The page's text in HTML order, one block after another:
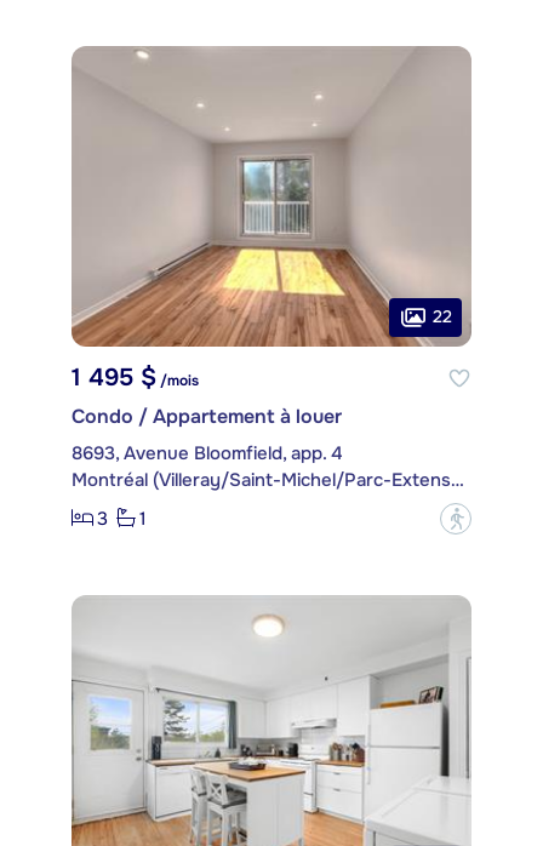
22
1 495 $ /mois
Condo / Appartement à louer
8693, Avenue Bloomfield, app. 4
Montréal (Villeray/Saint-Michel/Parc-Extension)
3
1 ?